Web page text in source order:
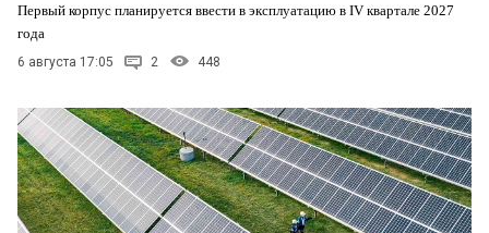
Первый корпус планируется ввести в эксплуатацию в IV квартале 2027
года
6 августа 17:05 2 448